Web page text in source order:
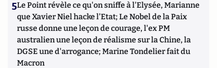
5Le Point révèle ce qu'on sniffe à l'Elysée, Marianne
que Xavier Niel hacke l'Etat; Le Nobel de la Paix
russe donne une leçon de courage, l'ex PM
australien une leçon de réalisme sur la Chine, la
DGSE une d'arrogance; Marine Tondelier fait du
Macron